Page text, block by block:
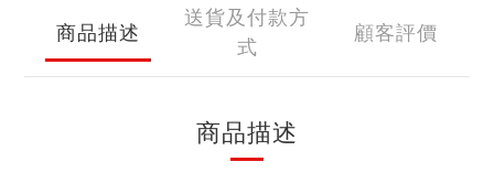
商品描述
送貨及付款方
式
顧客評價
商品描述